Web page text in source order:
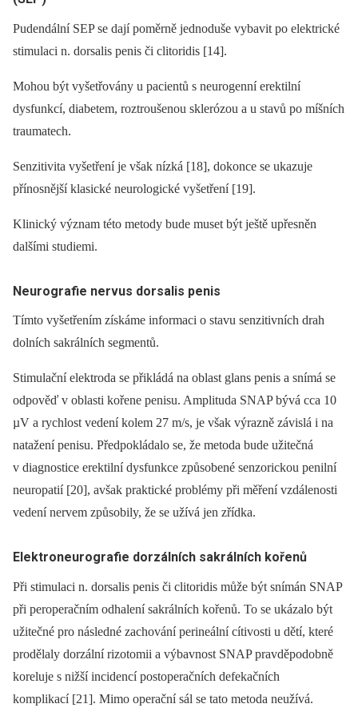
Pudendální SEP se dají poměrně jednoduše vybavit po elektrické
stimulaci n. dorsalis penis či clitoridis [14].
Mohou být vyšetřovány u pacientů s neurogenní erektilní
dysfunkcí, diabetem, roztroušenou sklerózou a u stavů po míšních
traumatech.
Senzitivita vyšetření je však nízká [18], dokonce se ukazuje
přínosnější klasické neurologické vyšetření [19].
Klinický význam této metody bude muset být ještě upřesněn
dalšími studiemi.
Neurografie nervus dorsalis penis
Tímto vyšetřením získáme informaci o stavu senzitivních drah
dolních sakrálních segmentů.
Stimulační elektroda se přikládá na oblast glans penis a snímá se
odpověď v oblasti kořene penisu. Amplituda SNAP bývá cca 10
µV a rychlost vedení kolem 27 m/s, je však výrazně závislá i na
natažení penisu. Předpokládalo se, že metoda bude užitečná
v diagnostice erektilní dysfunkce způsobené senzorickou penilní
neuropatií [20], avšak praktické problémy při měření vzdálenosti
vedení nervem způsobily, že se užívá jen zřídka.
Elektroneurografie dorzálních sakrálních kořenů
Při stimulaci n. dorsalis penis či clitoridis může být snímán SNAP
při peroperačním odhalení sakrálních kořenů. To se ukázalo být
užitečné pro následné zachování perineální cítivosti u dětí, které
prodělaly dorzální rizotomii a výbavnost SNAP pravděpodobně
koreluje s nižší incidencí postoperačních defekačních
komplikací [21]. Mimo operační sál se tato metoda neužívá.